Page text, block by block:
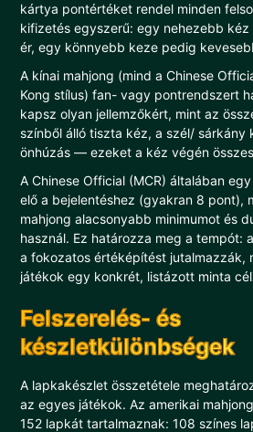
kártya pontértéket rendel minden
kifizetés egyszerű: egy nehezebb
ér, egy könnyebb keze pedig
A kínai mahjong (mind a Chinese
Kong stílus) fan- vagy pontrendszert
kapsz olyan jellemzőkért, mint az
színből álló tiszta kéz, a szél/ sárkány
önhúzás — ezeket a kéz végén
A Chinese Official (MCR) általában
elő a bejelentéshez (gyakran 8 pont),
mahjong alacsonyabb minimumot és
használ. Ez határozza meg a tempót:
a fokozatos értéképítést jutalmazzák,
játékok egy konkrét, listázott minta
Felszerelés- és
készletkülönbségek
A lapkakészlet összetétele
az egyes játékok. Az amerikai
152 lapkát tartalmaznak: 108 színes